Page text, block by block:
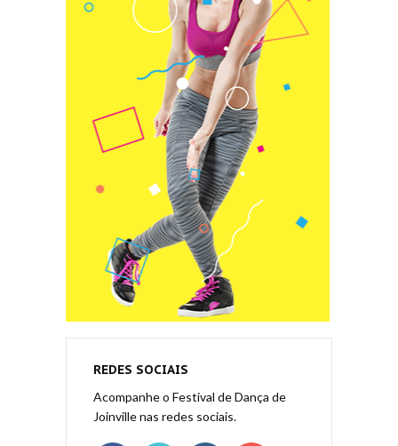
REDES SOCIAIS
Acompanhe o Festival de Dança de
Joinville nas redes sociais.